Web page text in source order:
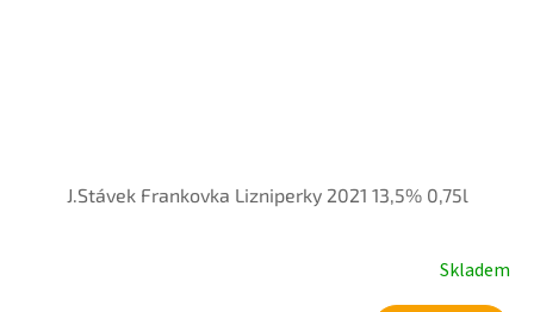
J.Stávek Frankovka Lizniperky 2021 13,5% 0,75l
Skladem